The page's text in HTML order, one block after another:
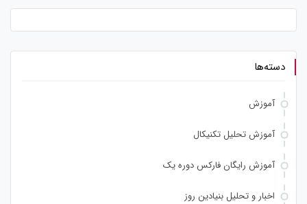
دسته‌ها
آموزش
آموزش تحلیل تکنیکال
آموزش رایگان فارکس دوره یک
اخبار و تحلیل بنیادین روز